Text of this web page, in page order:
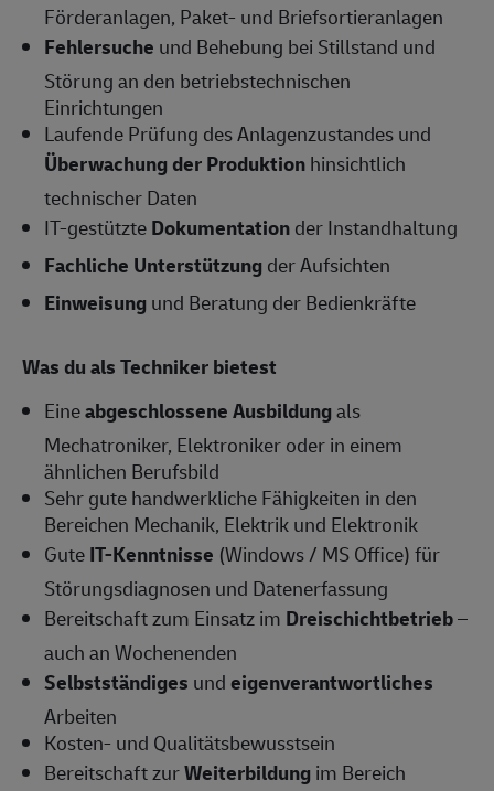
Förderanlagen, Paket- und Briefsortieranlagen
Fehlersuche und Behebung bei Stillstand und
Störung an den betriebstechnischen
Einrichtungen
Laufende Prüfung des Anlagenzustandes und
Überwachung der Produktionhinsichtlich
technischer Daten
IT-gestützteDokumentationder Instandhaltung
Fachliche Unterstützungder Aufsichten
Einweisungund Beratung der Bedienkräfte
Was du als Techniker bietest
Eineabgeschlossene Ausbildungals
Mechatroniker, Elektroniker oder in einem
ähnlichen Berufsbild
Sehr gute handwerkliche Fähigkeiten in den
Bereichen Mechanik, Elektrik und Elektronik
GuteIT-Kenntnisse (Windows / MS Office) für
Störungsdiagnosen und Datenerfassung
Bereitschaft zum Einsatz im Dreischichtbetrieb–
auch an Wochenenden
Selbstständiges undeigenverantwortliches
Arbeiten
Kosten- und Qualitätsbewusstsein
Bereitschaft zurWeiterbildungim Bereich